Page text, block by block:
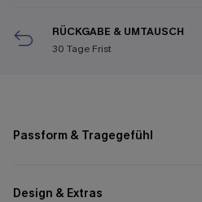
RÜCKGABE & UMTAUSCH
30 Tage Frist
Passform & Tragegefühl
Design & Extras